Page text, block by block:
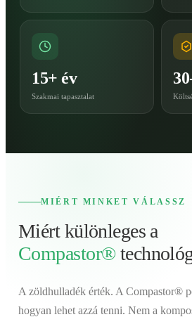
15+ év
Szakmai tapasztalat
MIÉRT MINKET VÁLASSZ
Miért különleges a
Compastor®
A zöldhulladék érték. A Compastor®
hogyan lehet azzá tenni. Nem a